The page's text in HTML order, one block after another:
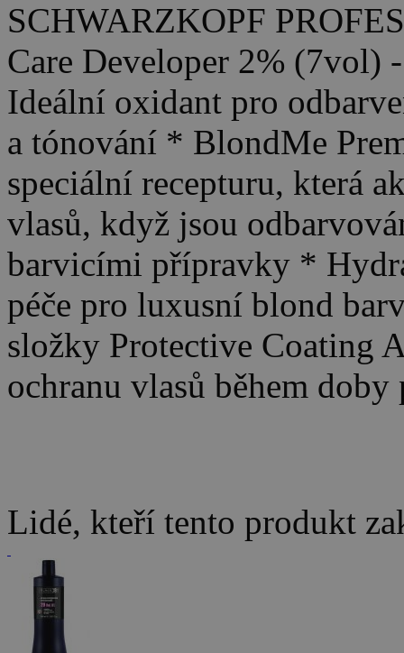
SCHWARZKOPF
Care Developer 2%
Ideální oxidant pro
a tónování * BlondMe
speciální recepturu, která
vlasů, když jsou
barvicími přípravky *
péče pro luxusní blond
složky Protective Coating
ochranu vlasů během
Lidé, kteří tento produkt